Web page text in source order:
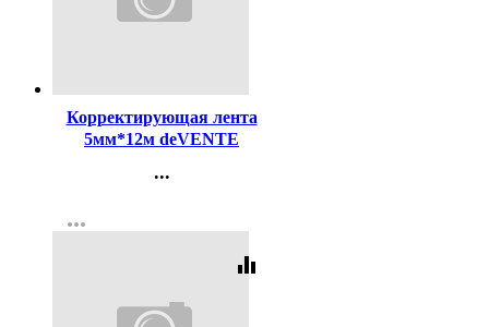
Корректирующая лента
5мм*12м deVENTE
...
Регистрация
more_horiz
equalizer